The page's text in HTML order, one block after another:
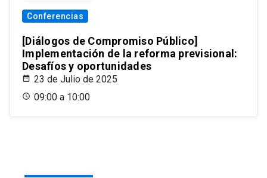
Conferencias
[Diálogos de Compromiso Público]
Implementación de la reforma previsional:
Desafíos y oportunidades
23 de Julio de 2025
09:00 a 10:00